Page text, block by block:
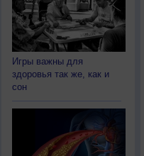
Игры важны для
здоровья так же, как и
сон